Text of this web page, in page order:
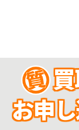
お申